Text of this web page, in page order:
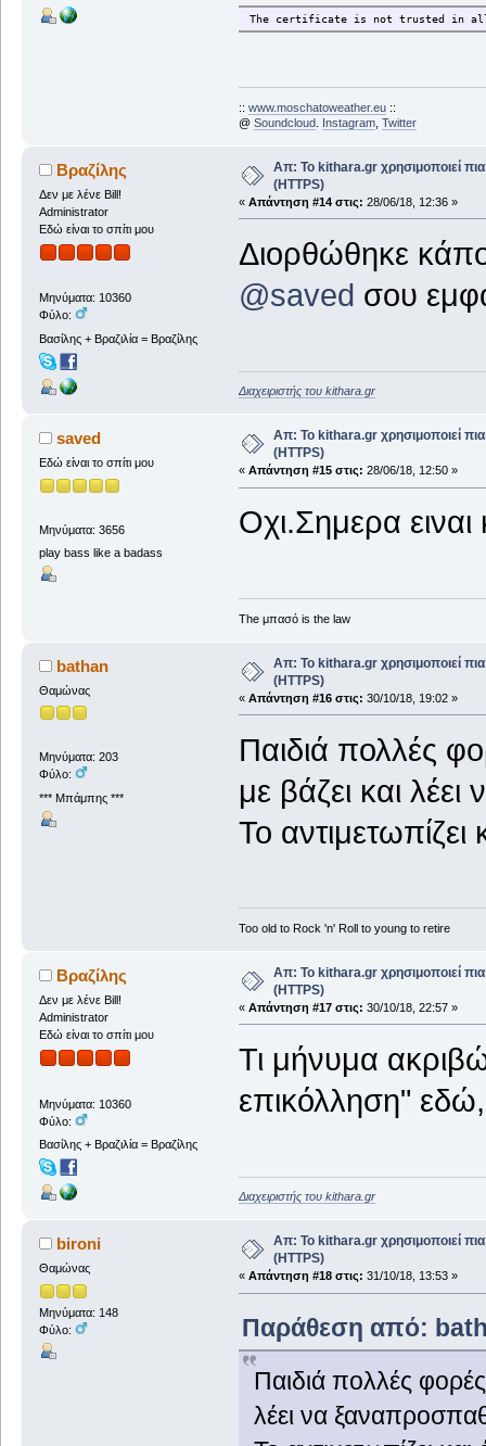
The certificate is not trusted in
:: www.moschatoweather.eu::
@ Soundcloud. Instagram, Twitter
Βραζίλης
Δεν με λένε Bill!
Administrator
Εδώ είναι το σπίτι μου
Μηνύματα: 10360
Φύλο:
Βασίλης + Βραζιλία = Βραζίλης
Απ: Το kithara.gr χρησιμοποιεί
(HTTPS)
« Απάντηση #14 στις: 28/06/18, 12:36 »
Διορθώθηκε
@saved σου
Διαχειριστής του kithara.gr
saved
Εδώ είναι το σπίτι μου
Μηνύματα: 3656
play bass like a badass
Απ: Το kithara.gr χρησιμοποιεί
(HTTPS)
« Απάντηση #15 στις: 28/06/18, 12:50 »
Οχι.Σημερα
The μπασό is the law
bathan
Θαμώνας
Μηνύματα: 203
Φύλο:
*** Μπάμπης ***
Απ: Το kithara.gr χρησιμοποιεί
(HTTPS)
« Απάντηση #16 στις: 30/10/18, 19:02 »
Παιδιά πολλές
με βάζει και
Το
Too old to Rock 'n' Roll to young to retire
Βραζίλης
Δεν με λένε Bill!
Administrator
Εδώ είναι το σπίτι μου
Μηνύματα: 10360
Φύλο:
Βασίλης + Βραζιλία = Βραζίλης
Απ: Το kithara.gr χρησιμοποιεί
(HTTPS)
« Απάντηση #17 στις: 30/10/18, 22:57 »
Τι μήνυμα
επικόλληση"
Διαχειριστής του kithara.gr
bironi
Θαμώνας
Μηνύματα: 148
Φύλο:
Απ: Το kithara.gr χρησιμοποιεί
(HTTPS)
« Απάντηση #18 στις: 31/10/18, 13:53 »
Παράθεση από:
Παιδιά πολλές
λέει να